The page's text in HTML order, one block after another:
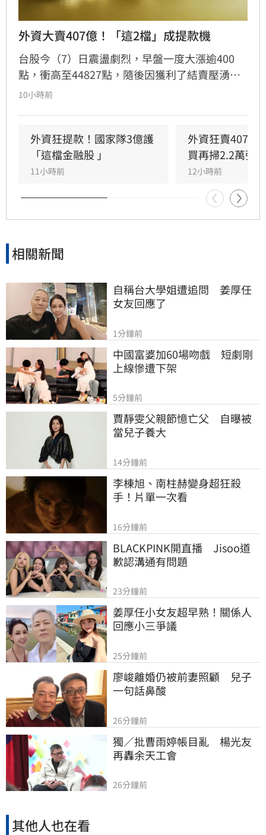
外資大賣407億！「這2檔」成提款機
台股今（7）日震盪劇烈，早盤一度大漲逾400
點，衝高至44827點，隨後因獲利了結賣壓湧
現，指數翻黑收在44225.91點，下跌170.79點，
億元，大舉減碼群創與華邦電，長榮航則獲外資
青睞成為買超冠軍。市場多空在季線壓力區拉
鋸，投資人需密切留意後續外資操作動向與資金
流向，短線獲利回吐賣壓是否持續，將成為影響
大盤後市走勢的關鍵指標。
10小時前
外資狂提款！國家隊3億護
「這檔金融股 」
11小時前
外資狂賣407億
買再掃2.2萬張
12小時前
相關新聞
自稱台大學姐遭追問　姜厚任
女友回應了
1分鐘前
中國富婆加60場吻戲　短劇剛
上線慘遭下架
5分鐘前
賈靜雯父親節憶亡父　自曝被
當兒子養大
14分鐘前
李棟旭、南柱赫變身超狂殺
手！片單一次看
16分鐘前
BLACKPINK開直播　Jisoo道
歉認溝通有問題
23分鐘前
姜厚任小女友超早熟！關係人
回應小三爭議
25分鐘前
廖峻離婚仍被前妻照顧　兒子
一句話鼻酸
26分鐘前
獨／批曹雨婷帳目亂　楊光友
再轟余天工會
26分鐘前
其他人也在看